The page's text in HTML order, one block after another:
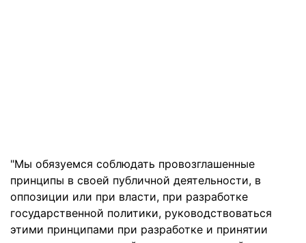
"Мы обязуемся соблюдать провозглашенные
принципы в своей публичной деятельности, в
оппозиции или при власти, при разработке
государственной политики, руководствоваться
этими принципами при разработке и принятии